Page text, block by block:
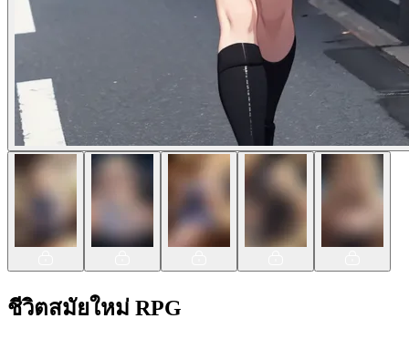
ชีวิตสมัยใหม่ RPG